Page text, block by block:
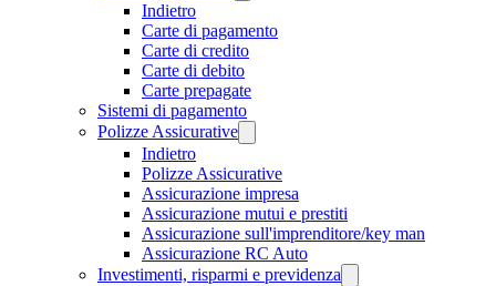
Indietro
Carte di pagamento
Carte di credito
Carte di debito
Carte prepagate
Sistemi di pagamento
Polizze Assicurative
Indietro
Polizze Assicurative
Assicurazione impresa
Assicurazione mutui e prestiti
Assicurazione sull'imprenditore/key man
Assicurazione RC Auto
Investimenti, risparmi e previdenza